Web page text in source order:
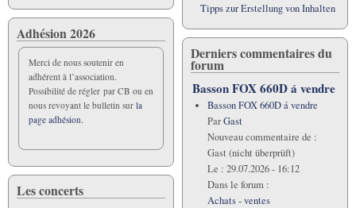
Adhésion 2026
Merci de nous soutenir en
adhérent à l’association.
Possibilité de régler par CB ou en
nous revoyant le bulletin sur la
page adhésion.
Les concerts
Tipps zur Erstellung von Inhalten
Derniers commentaires du
forum
Basson FOX 660D á vendre
Basson FOX 660D á vendre
ParGast
Nouveau commentaire de :
Gast (nicht überprüft)
Le : 29.07.2026 - 16:12
Dans le forum :
Achats - ventes